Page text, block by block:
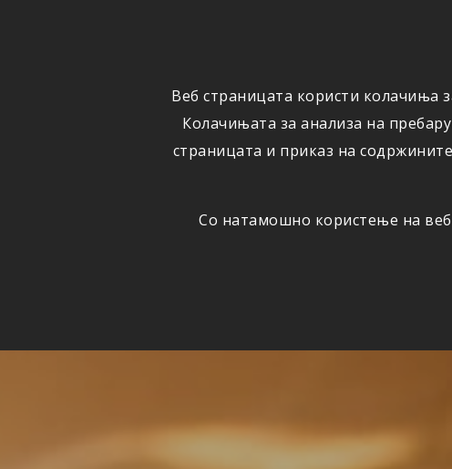
Веб страницата користи колачиња
Колачињата за анализа на
страницата и приказ на
Со натамошно користење на веб
ОСИГУРУВАЊЕ ШТЕТИ